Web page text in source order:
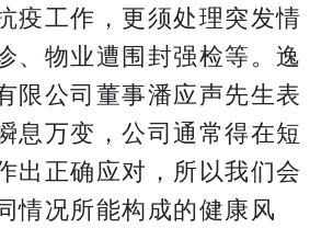
疫工作，更须处理突发情
、物业遭围封强检等。逸
限公司董事潘应声先生表
息万变，公司通常得在短
出正确应对，所以我们会
情况所能构成的健康风